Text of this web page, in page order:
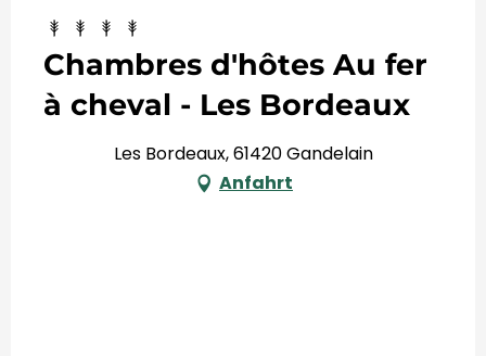
Chambres d'hôtes Au fer
à cheval - Les Bordeaux
Les Bordeaux, 61420 Gandelain
Anfahrt